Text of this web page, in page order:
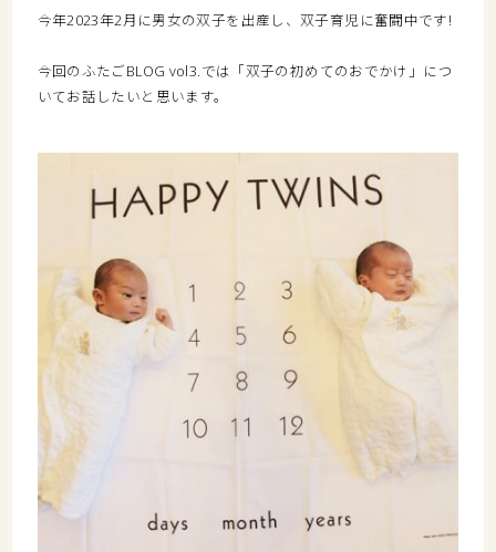
今年2023年2月に男女の双子を出産し、双子育児に奮闘中です!
今回のふたごBLOG vol3.では「双子の初めてのおでかけ」につ
いてお話したいと思います。